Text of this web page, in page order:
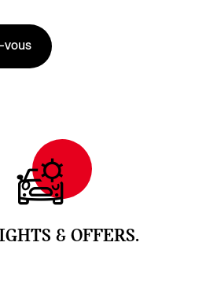
vous
& OFFERS.